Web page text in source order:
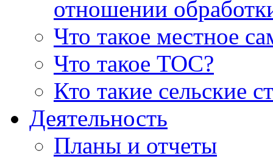
отношении
Что такое местное
Что такое ТОС?
Кто такие сельские
Деятельность
Планы и отчеты